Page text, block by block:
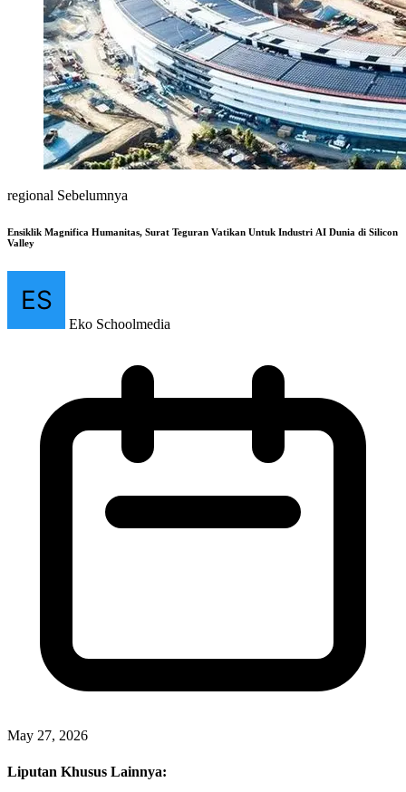
regional Sebelumnya
Ensiklik Magnifica Humanitas, Surat Teguran Vatikan Untuk Industri AI Dunia di Silicon
Valley
Eko Schoolmedia
May 27, 2026
Liputan Khusus Lainnya: